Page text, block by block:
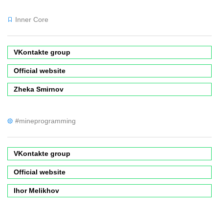
Inner Core
VKontakte group
Official website
Zheka Smirnov
#mineprogramming
VKontakte group
Official website
Ihor Melikhov